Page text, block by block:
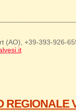
(AO), +39-393-926-
REGIONALE